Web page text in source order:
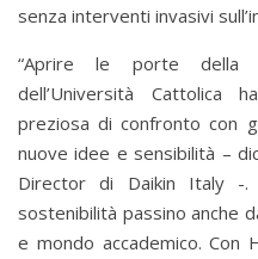
senza interventi invasivi
“Aprire le porte della
dell’Università Cattolica
preziosa di confronto con
nuove idee e sensibilità –
Director di Daikin Italy -.
sostenibilità passino anche
e mondo accademico. Con